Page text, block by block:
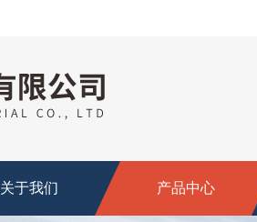
关于我们 产品中心